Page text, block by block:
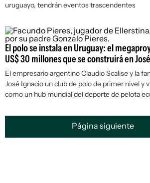
uruguayo, tendrán eventos trascendentes
El polo se instala en Uruguay: el
US$ 30 millones que se construirá en
El empresario argentino Claudio Scalise y la
José Ignacio un club de polo de primer nivel y
como un hub mundial del deporte de pelota
Página siguiente